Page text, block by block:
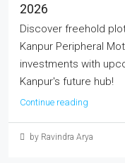
2026
Discover freehold
Kanpur Peripheral
investments with
Kanpur's future hub!
Continue reading
by Ravindra Arya